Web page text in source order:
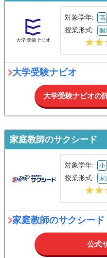
対象学年: 高
授業形式: 個
大学受験ナビオ
大学受験ナビオの
家庭教師のサクシード
対象学年: 小
授業形式: 家
家庭教師のサクシード
公式